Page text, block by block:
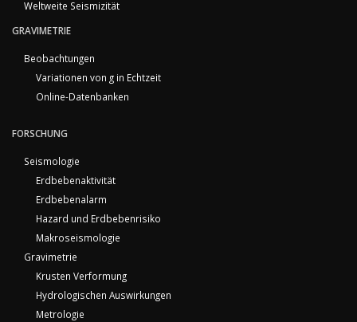
Weltweite Seismizität
GRAVIMETRIE
Beobachtungen
Variationen von g in Echtzeit
Online-Datenbanken
FORSCHUNG
Seismologie
Erdbebenaktivität
Erdbebenalarm
Hazard und Erdbebenrisiko
Makroseismologie
Gravimetrie
Krusten Verformung
Hydrologischen Auswirkungen
Metrologie